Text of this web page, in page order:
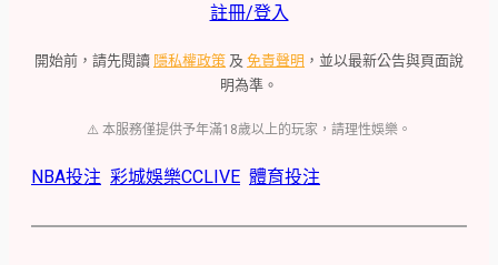
註冊/登入
開始前，請先閱讀 隱私權政策 及 免責聲明 ，並以最新公告與頁面說
明為準。
⚠️ 本服務僅提供予年滿18歲以上的玩家，請理性娛樂。
NBA投注 彩城娛樂CCLIVE 體育投注